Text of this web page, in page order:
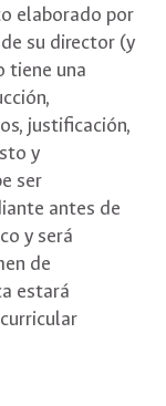
elaborado por
su director (y
tiene una
justificación,
y
ser
antes de
y será
de
estará